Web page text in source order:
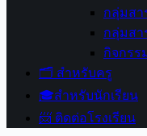
กลุ่มสา
กลุ่มสา
กิจกรร
🗂️ สำหรับครู
🎓สำหรับนักเรียน
📨 ติดต่อโรงเรียน